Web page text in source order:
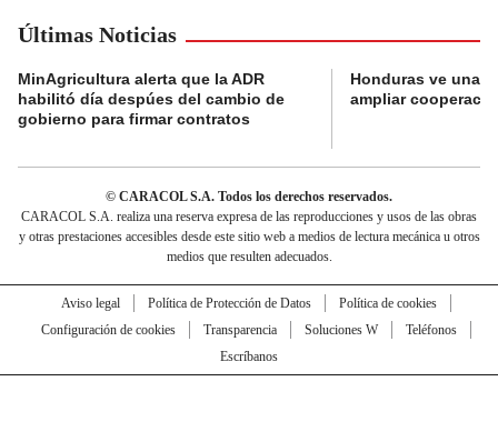
Últimas Noticias
MinAgricultura alerta que la ADR
habilitó día despúes del cambio de
gobierno para firmar contratos
Honduras ve una
ampliar
© CARACOL S.A. Todos los derechos reservados.
CARACOL S.A. realiza una reserva expresa de las reproducciones y usos de las obras
y otras prestaciones accesibles desde este sitio web a medios de lectura mecánica u otros
medios que resulten adecuados.
Aviso legal Política de Protección de Datos
Política de cookies
Configuración de cookies
Transparencia Soluciones W
Teléfonos
Escríbanos